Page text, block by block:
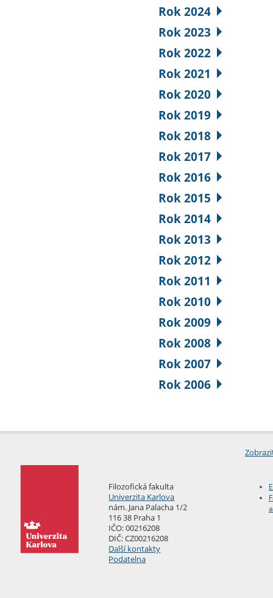
Rok 2024
Rok 2023
Rok 2022
Rok 2021
Rok 2020
Rok 2019
Rok 2018
Rok 2017
Rok 2016
Rok 2015
Rok 2014
Rok 2013
Rok 2012
Rok 2011
Rok 2010
Rok 2009
Rok 2008
Rok 2007
Rok 2006
Filozofická fakulta
Univerzita Karlova
nám. Jana Palacha 1/2
116 38 Praha 1
IČO: 00216208
DIČ: CZ00216208
Další kontakty
Podatelna